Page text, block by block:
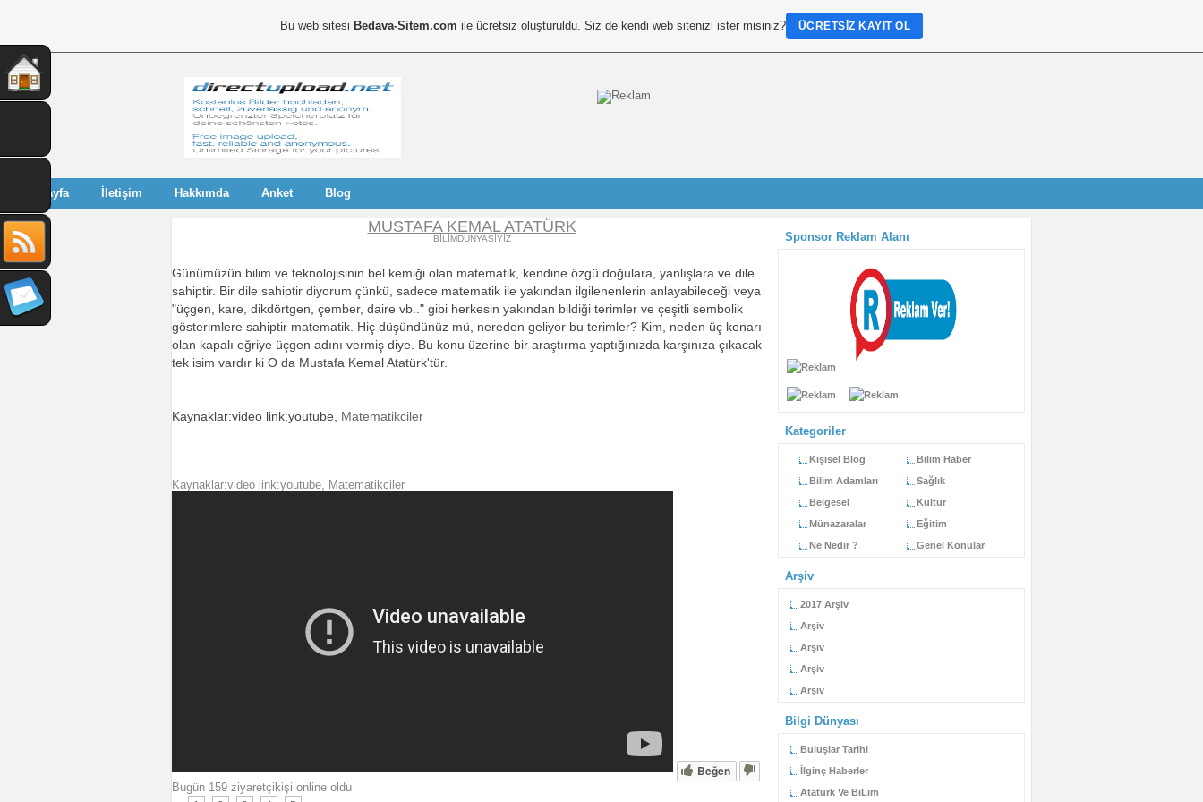
Anasayfa İletişim Hakkımda Anket Blog
MUSTAFA KEMAL ATATÜRK
BİLİMDUNYASİYİZ
Günümüzün bilim ve teknolojisinin bel kemiği olan matematik, kendine özgü doğulara, yanlışlara ve dile
sahiptir. Bir dile sahiptir diyorum çünkü, sadece matematik ile yakından ilgilenenlerin anlayabileceği veya
"üçgen, kare, dikdörtgen, çember, daire vb.." gibi herkesin yakından bildiği terimler ve çeşitli sembolik
gösterimlere sahiptir matematik. Hiç düşündünüz mü, nereden geliyor bu terimler? Kim, neden üç kenarı
olan kapalı eğriye üçgen adını vermiş diye. Bu konu üzerine bir araştırma yaptığınızda karşınıza çıkacak
tek isim vardır ki O da Mustafa Kemal Atatürk'tür.
Kaynaklar:video link:youtube, Matematikciler
Kaynaklar:video link:youtube, Matematikciler
Beğen
Bugün 159 ziyaretçikişi online oldu
Sponsor Reklam Alanı
Kategoriler
Kişisel Blog
Bilim Adamları
Belgesel
Münazaralar
Ne Nedir ?
Bilim Haber
Sağlık
Kültür
Eğitim
Genel Konular
Arşiv
2017 Arşiv
Arşiv
Arşiv
Arşiv
Arşiv
Bilgi Dünyası
Buluşlar Tarihi
İlginç Haberler
Atatürk Ve BiLim
Bu web sitesi Bedava-Sitem.com ile ücretsiz oluşturuldu. Siz de kendi web sitenizi ister misiniz? ÜCRETSIZ KAYIT OL